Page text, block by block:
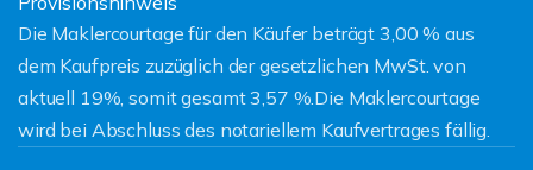
Die Maklercourtage für den Käufer beträgt 3,00 % aus
dem Kaufpreis zuzüglich der gesetzlichen MwSt. von
aktuell 19%, somit gesamt 3,57 %.Die Maklercourtage
wird bei Abschluss des notariellem Kaufvertrages fällig.